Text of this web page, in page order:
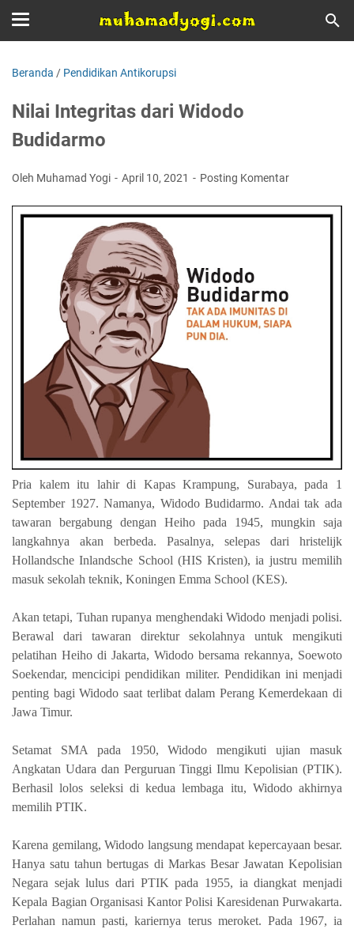
Beranda / Pendidikan Antikorupsi
Nilai Integritas dari Widodo
Budidarmo
Oleh Muhamad Yogi April 10, 2021 Posting Komentar
Pria kalem itu lahir di Kapas Krampung, Surabaya, pada 1
September 1927. Namanya, Widodo Budidarmo. Andai tak ada
tawaran bergabung dengan Heiho pada 1945, mungkin saja
langkahnya akan berbeda. Pasalnya, selepas dari hristelijk
Hollandsche Inlandsche School (HIS Kristen), ia justru memilih
masuk sekolah teknik, Koningen Emma School (KES).
Akan tetapi, Tuhan rupanya menghendaki Widodo menjadi polisi.
Berawal dari tawaran direktur sekolahnya untuk mengikuti
pelatihan Heiho di Jakarta, Widodo bersama rekannya, Soewoto
Soekendar, mencicipi pendidikan militer. Pendidikan ini menjadi
penting bagi Widodo saat terlibat dalam Perang Kemerdekaan di
Jawa Timur.
Setamat SMA pada 1950, Widodo mengikuti ujian masuk
Angkatan Udara dan Perguruan Tinggi Ilmu Kepolisian (PTIK).
Berhasil lolos seleksi di kedua lembaga itu, Widodo akhirnya
memilih PTIK.
Karena gemilang, Widodo langsung mendapat kepercayaan besar.
Hanya satu tahun bertugas di Markas Besar Jawatan Kepolisian
Negara sejak lulus dari PTIK pada 1955, ia diangkat menjadi
Kepala Bagian Organisasi Kantor Polisi Karesidenan Purwakarta.
Perlahan namun pasti, kariernya terus meroket. Pada 1967, ia